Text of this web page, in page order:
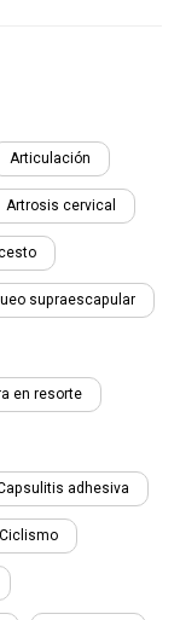
Articulación
Artrosis cervical
supraescapular
en resorte
adhesiva
Ciclismo